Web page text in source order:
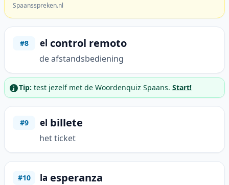
Spaansspreken.nl
#8 el control remoto
de afstandsbediening
Tip: test jezelf met de Woordenquiz Spaans. Start!
#9 el billete
het ticket
#10 la esperanza